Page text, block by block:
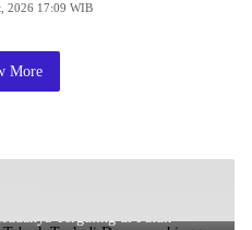
2026 17:09 WIB
More
Truk Dump Tabrak Truk di